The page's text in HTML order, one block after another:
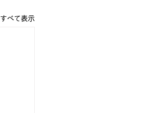
すべて表示